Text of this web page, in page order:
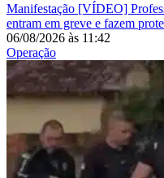
Manifestação [VÍDEO]
entram em greve e fazem
06/08/2026 às 11:42
Operação